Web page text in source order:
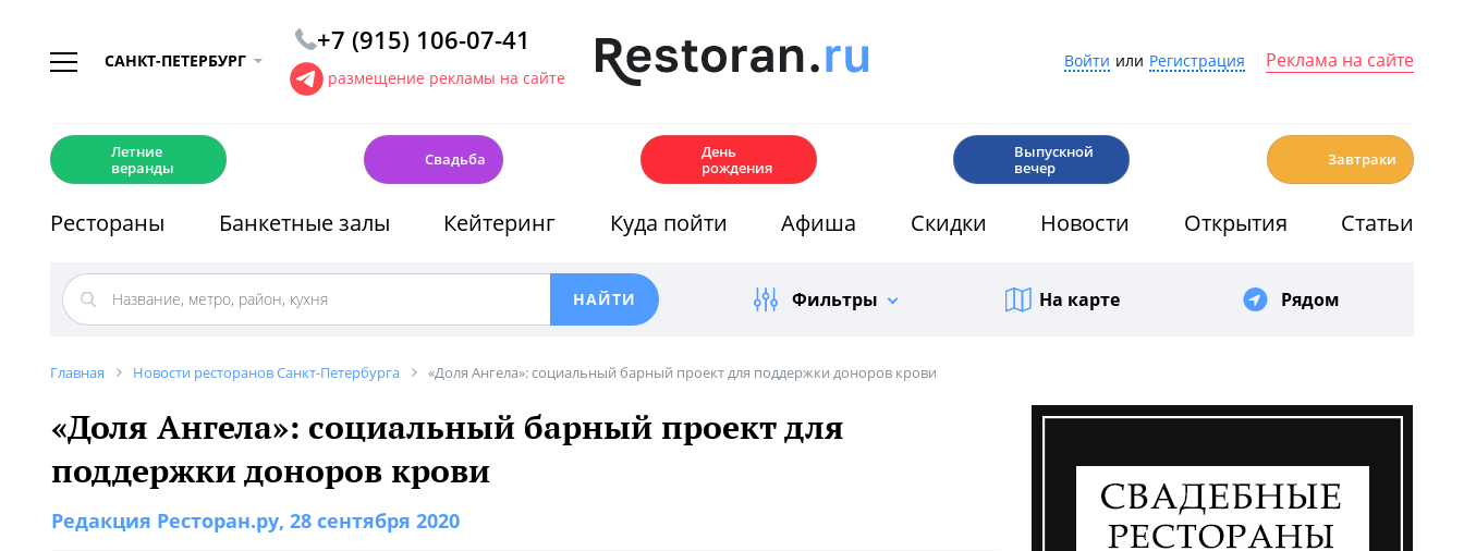
САНКТ-ПЕТЕРБУРГ
+7 (915) 106-07-41
размещение рекламы на сайте
Войти или Регистрация Реклама на сайте
Летние
веранды
Свадьба
День
рождения
Выпускной
вечер
Завтраки
Рестораны Банкетные залы Кейтеринг Куда пойти Афиша Скидки Новости Открытия Статьи
Фильтры На карте Рядом
Главная Новости ресторанов Санкт-Петербурга «Доля Ангела»: социальный барный проект для поддержки доноров крови
«Доля Ангела»: социальный барный проект для
поддержки доноров крови
Редакция Ресторан.ру, 28 сентября 2020